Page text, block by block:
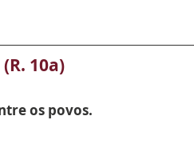
10a)
os povos.